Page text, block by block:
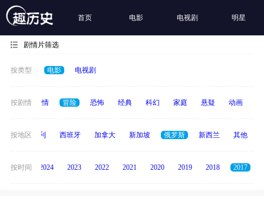
首页 电影 电视剧 明星
剧情片筛选
按类型 电影 电视剧
按剧情
喜剧 爱情 冒险 恐怖 经典 科幻 家庭 悬疑 动画
按地区
度 意大利 西班牙 加拿大 新加坡 俄罗斯 新西兰 其他
按时间
2025 2024 2023 2022 2021 2020 2019 2018 2017